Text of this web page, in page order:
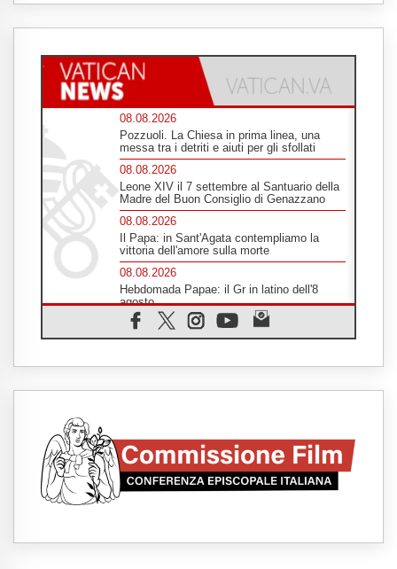
08.08.2026
Pozzuoli. La Chiesa in prima linea, una
messa tra i detriti e aiuti per gli sfollati
08.08.2026
Leone XIV il 7 settembre al Santuario della
Madre del Buon Consiglio di Genazzano
08.08.2026
Il Papa: in Sant'Agata contempliamo la
vittoria dell'amore sulla morte
08.08.2026
Hebdomada Papae: il Gr in latino dell'8
agosto
08.08.2026
Spin Time, Reina: Cristo non abita nei
senzatetto
08.08.2026
08.08.2026
Argentina, l'arcivescovo Colombo: "La
visita del Papa messaggio di pace e
dignità"